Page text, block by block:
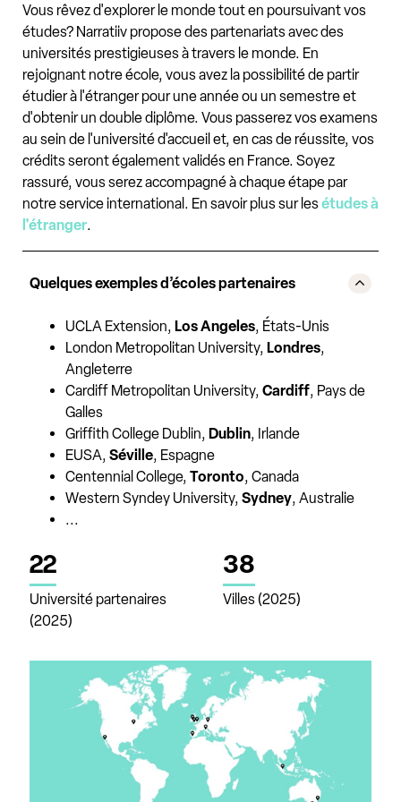
Vous rêvez d'explorer le monde tout en poursuivant vos
études? Narratiiv propose des partenariats avec des
universités prestigieuses à travers le monde. En
rejoignant notre école, vous avez la possibilité de partir
étudier à l'étranger pour une année ou un semestre et
d'obtenir un double diplôme. Vous passerez vos examens
au sein de l'université d'accueil et, en cas de réussite, vos
crédits seront également validés en France. Soyez
rassuré, vous serez accompagné à chaque étape par
notre service international. En savoir plus sur lesétudes à
l'étranger.
Quelques exemples d’écoles partenaires
UCLA Extension, Los Angeles, États-Unis
London Metropolitan University, Londres,
Angleterre
Cardiff Metropolitan University, Cardiff, Pays de
Galles
Griffith College Dublin, Dublin, Irlande
EUSA, Séville, Espagne
Centennial College, Toronto, Canada
Western Syndey University, Sydney, Australie
...
22
Université partenaires
(2025)
38
Villes (2025)